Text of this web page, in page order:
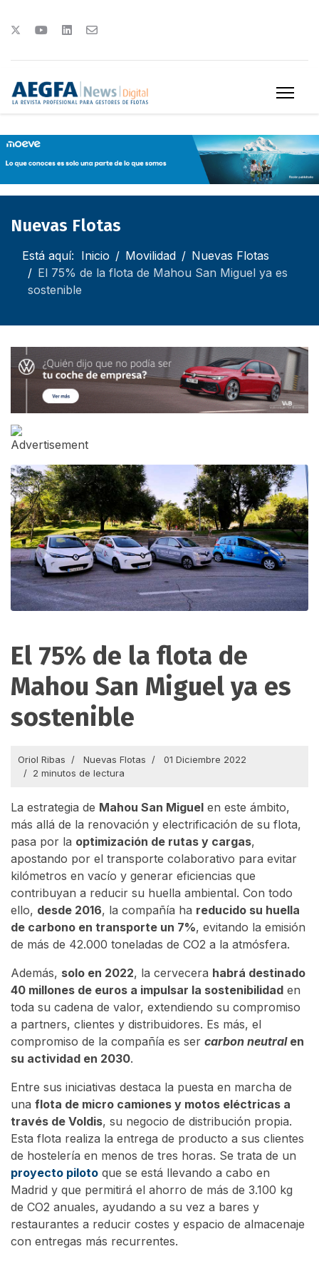
Nuevas Flotas
Está aquí: Inicio Movilidad
Nuevas Flotas
El 75% de la flota de Mahou San Miguel ya es
sostenible
El 75% de la flota de
Mahou San Miguel ya es
sostenible
Oriol Ribas Nuevas Flotas
01 Diciembre 2022
2 minutos de lectura
La estrategia de Mahou San Miguel en este ámbito,
más allá de la renovación y electrificación de su flota,
pasa por la optimización de rutas y cargas,
apostando por el transporte colaborativo para evitar
kilómetros en vacío y generar eficiencias que
contribuyan a reducir su huella ambiental. Con todo
ello, desde 2016, la compañía ha reducido su huella
de carbono en transporte un 7%, evitando la emisión
de más de 42.000 toneladas de CO2 a la atmósfera.
Además, solo en 2022, la cervecera habrá destinado
40 millones de euros a impulsar la sostenibilidad en
toda su cadena de valor, extendiendo su compromiso
a partners, clientes y distribuidores. Es más, el
compromiso de la compañía es ser carbon neutralen
su actividad en 2030.
Entre sus iniciativas destaca la puesta en marcha de
una flota de micro camiones y motos eléctricas a
través de Voldis, su negocio de distribución propia.
Esta flota realiza la entrega de producto a sus clientes
de hostelería en menos de tres horas. Se trata de un
proyecto piloto que se está llevando a cabo en
Madrid y que permitirá el ahorro de más de 3.100 kg
de CO2 anuales, ayudando a su vez a bares y
restaurantes a reducir costes y espacio de almacenaje
con entregas más recurrentes.